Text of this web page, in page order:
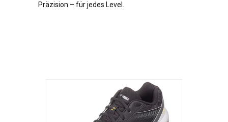
Präzision – für jedes Level.